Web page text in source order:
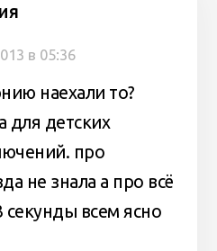
в 05:36
наехали то?
для детских
про
не знала а про всё
секунды всем ясно